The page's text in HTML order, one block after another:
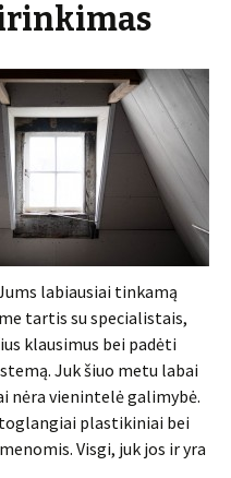
labiausiai tinkamą
tartis su specialistais,
klausimus bei padėti
Juk šiuo metu labai
nėra vienintelė galimybė.
plastikiniai bei
Visgi, juk jos ir yra